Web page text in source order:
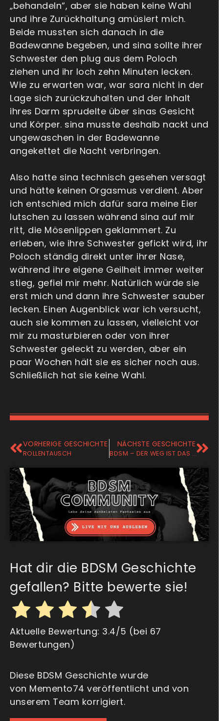
„behandeln“, aber sie haben keine Wahl
und ihre Zurückhaltung amüsiert mich.
Beide mussten sich danach in die
Badewanne begeben, und sina sollte ihrer
Schwester den plug aus dem Poloch
ziehen und ihr loch zehn Minuten lecken.
Wie zu erwarten war, war sara nicht in der
Lage sich zurückzuhalten und der Inhalt
ihres Darm sprudelte über sinas Gesicht
und Körper. sina musste deshalb nackt und
ungewaschen in der Badewanne
angekettet die Nacht verbringen.
Also hatte sina technisch gesehen versagt
und hätte keinen Orgasmus verdient. Aber
ich entschied mich dafür sara meine Eier
lutschen zu lassen während sina auf mir
ritt, die Mösenlippen geklammert. Zu
erleben, wie ihre Schwester gefickt wird, ihr
Poloch ständig direkt unter ihrer Nase,
während ihre eigene Geilheit immer weiter
stieg, gefiel mir mehr. Natürlich würde sie
erst mich und dann ihre Schwester sauber
lecken. Einen Augenblick war ich versucht,
auch sie kommen zu lassen, vielleicht vor
mir zu masturbieren oder von ihrer
Schwester geleckt zu werden, aber ein
paar Wochen hält sie es sicher noch aus.
Schließlich hat sie keine Wahl.
VORHERIGE GESCHICHTE
ROLLENTAUSCH
NÄCHSTE GESCHICHTE
BDSM – DER WEG IST DAS ZIEL
Hat dir die BDSM Geschichte
gefallen? Bitte bewerte sie!
Aktuelle Bewertung: 3.4/5 (bei 67
Bewertungen)
Diese BDSM Geschichte wurde
von Memento74 veröffentlicht und von
unserem Team korrigiert.